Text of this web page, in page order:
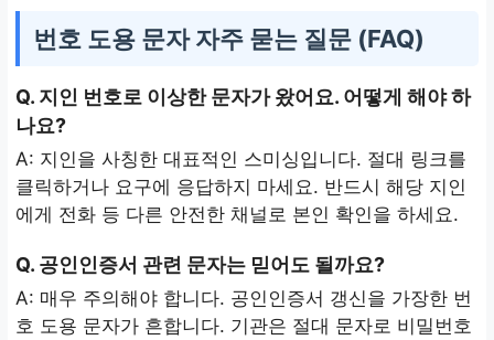
번호 도용 문자 자주 묻는 질문 (FAQ)
Q. 지인 번호로 이상한 문자가 왔어요. 어떻게 해야 하
나요?
A: 지인을 사칭한 대표적인 스미싱입니다. 절대 링크를
클릭하거나 요구에 응답하지 마세요. 반드시 해당 지인
에게 전화 등 다른 안전한 채널로 본인 확인을 하세요.
Q. 공인인증서 관련 문자는 믿어도 될까요?
A: 매우 주의해야 합니다. 공인인증서 갱신을 가장한 번
호 도용 문자가 흔합니다. 기관은 절대 문자로 비밀번호